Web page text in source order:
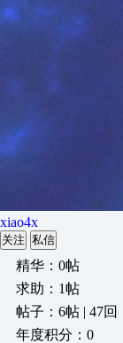
xiao4x
关注 私信
精华：0帖
求助：1帖
帖子：6帖 | 47回
年度积分：0